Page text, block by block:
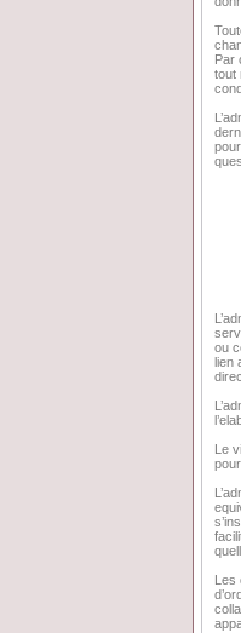
Par
tout
ou
lien
Le
Les